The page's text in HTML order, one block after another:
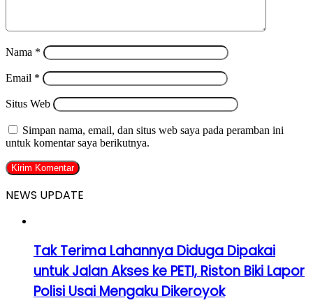
Nama *
Email *
Situs Web
Simpan nama, email, dan situs web saya pada peramban ini
untuk komentar saya berikutnya.
NEWS UPDATE
Tak Terima Lahannya Diduga Dipakai
untuk Jalan Akses ke PETI, Riston Biki Lapor
Polisi Usai Mengaku Dikeroyok